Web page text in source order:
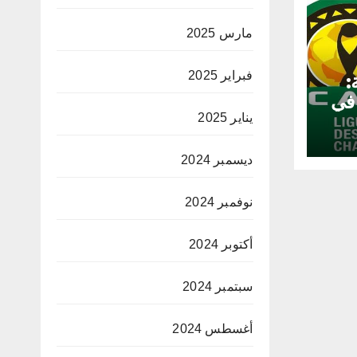
في
مارس 2025
فبراير 2025
يناير 2025
ديسمبر 2024
نوفمبر 2024
أكتوبر 2024
سبتمبر 2024
أغسطس 2024